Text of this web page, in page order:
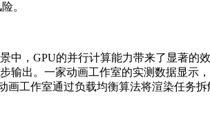
。
，GPU的并行计算能力带来了显著的
输出。一家动画工作室的实测数据显示
工作室通过负载均衡算法将渲染任务